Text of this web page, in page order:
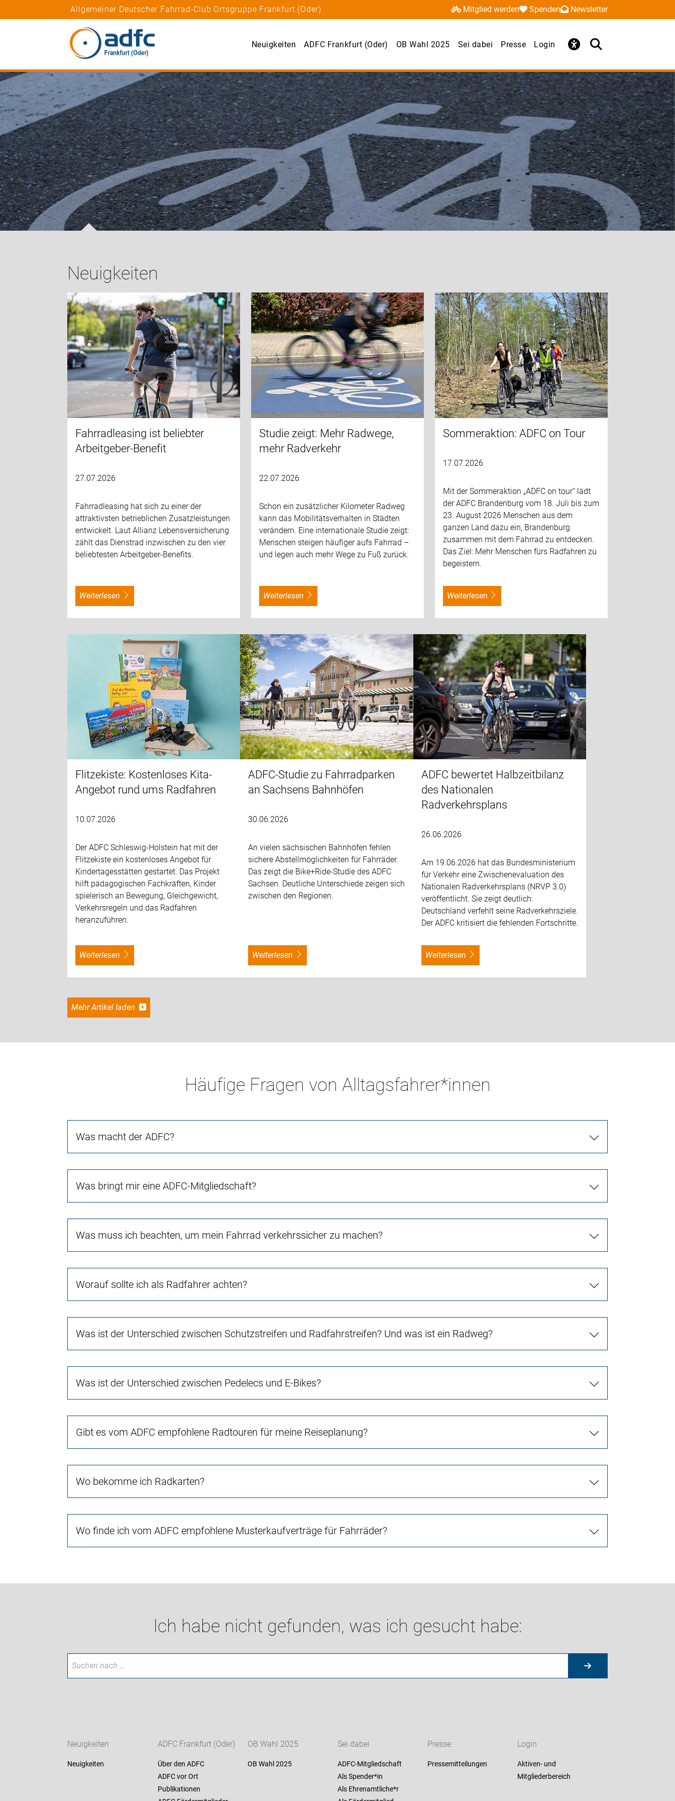
Allgemeiner Deutscher Fahrrad-Club Ortsgruppe Frankfurt (Oder) Mitglied werden Spenden Newsletter
Neuigkeiten ADFC Frankfurt (Oder) OB Wahl 2025 Sei dabei Presse Login
Neuigkeiten
Fahrradleasing ist beliebter
Arbeitgeber-Benefit
27.07.2026
Fahrradleasing hat sich zu einer der
attraktivsten betrieblichen Zusatzleistungen
entwickelt. Laut Allianz Lebensversicherung
zählt das Dienstrad inzwischen zu den vier
beliebtesten Arbeitgeber-Benefits.
weiterlesen
Studie zeigt: Mehr Radwege,
mehr Radverkehr
22.07.2026
Schon ein zusätzlicher Kilometer Radweg
kann das Mobilitätsverhalten in Städten
verändern. Eine internationale Studie zeigt:
Menschen steigen häufiger aufs Fahrrad –
und legen auch mehr Wege zu Fuß zurück.
weiterlesen
Sommeraktion: ADFC on Tour
17.07.2026
Mit der Sommeraktion „ADFC on tour“ lädt
der ADFC Brandenburg vom 18. Juli bis zum
23. August 2026 Menschen aus dem
ganzen Land dazu ein, Brandenburg
zusammen mit dem Fahrrad zu entdecken.
Das Ziel: Mehr Menschen fürs Radfahren zu
begeistern.
weiterlesen
Flitzekiste: Kostenloses Kita-
Angebot rund ums Radfahren
10.07.2026
Der ADFC Schleswig-Holstein hat mit der
Flitzekiste ein kostenloses Angebot für
Kindertagesstätten gestartet. Das Projekt
hilft pädagogischen Fachkräften, Kinder
spielerisch an Bewegung, Gleichgewicht,
Verkehrsregeln und das Radfahren
heranzuführen.
weiterlesen
ADFC-Studie zu Fahrradparken
an Sachsens Bahnhöfen
30.06.2026
An vielen sächsischen Bahnhöfen fehlen
sichere Abstellmöglichkeiten für Fahrräder.
Das zeigt die Bike+Ride-Studie des ADFC
Sachsen. Deutliche Unterschiede zeigen sich
zwischen den Regionen.
weiterlesen
ADFC bewertet Halbzeitbilanz
des Nationalen
Radverkehrsplans
26.06.2026
Am 19.06.2026 hat das Bundesministerium
für Verkehr eine Zwischenevaluation des
Nationalen Radverkehrsplans (NRVP 3.0)
veröffentlicht. Sie zeigt deutlich:
Deutschland verfehlt seine Radverkehrsziele.
Der ADFC kritisiert die fehlenden Fortschritte.
weiterlesen
Mehr Artikel laden
Häufige Fragen von Alltagsfahrer*innen
Was macht der ADFC?
Was bringt mir eine ADFC-Mitgliedschaft?
Was muss ich beachten, um mein Fahrrad verkehrssicher zu machen?
Worauf sollte ich als Radfahrer achten?
Was ist der Unterschied zwischen Schutzstreifen und Radfahrstreifen? Und was ist ein Radweg?
Was ist der Unterschied zwischen Pedelecs und E-Bikes?
Gibt es vom ADFC empfohlene Radtouren für meine Reiseplanung?
Wo bekomme ich Radkarten?
Wo finde ich vom ADFC empfohlene Musterkaufverträge für Fahrräder?
Ich habe nicht gefunden, was ich gesucht habe:
Neuigkeiten
Neuigkeiten
ADFC Frankfurt (Oder)
Über den ADFC
ADFC vor Ort
Publikationen
OB Wahl 2025
OB Wahl 2025
Sei dabei
ADFC-Mitgliedschaft
Als Spender*in
Als Ehrenamtliche*r
Presse
Pressemitteilungen
Login
Aktiven- und
Mitgliederbereich